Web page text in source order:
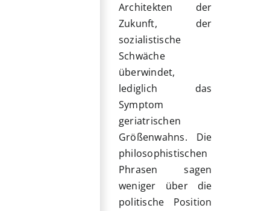
Architekten der
Zukunft, der
sozialistische
Schwäche
überwindet,
lediglich das
Symptom
geriatrischen
Größenwahns. Die
philosophistischen
Phrasen sagen
weniger über die
politische Position